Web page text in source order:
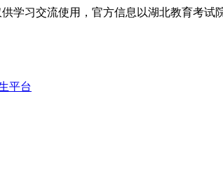
学习交流使用，官方信息以湖北教育考试
平台